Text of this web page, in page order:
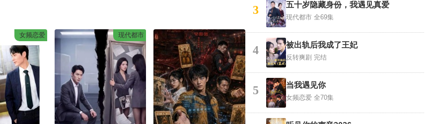
女频恋爱 现代都市
3 五十岁隐藏身份，我遇见真爱
现代都市 全69集
4 被出轨后我成了王妃
反转爽剧 完结
5 当我遇见你
女频恋爱 全70集